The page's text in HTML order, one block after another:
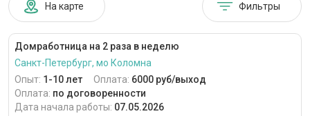
На карте Фильтры
Домработница на 2 раза в неделю
Санкт-Петербург, мо Коломна
Опыт: 1-10 лет Оплата: 6000 руб/выход
Оплата: по договоренности
Дата начала работы: 07.05.2026